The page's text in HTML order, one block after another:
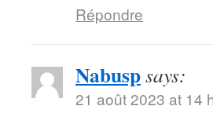
Répondre
Nabuspsays:
21 août 2023 at 14